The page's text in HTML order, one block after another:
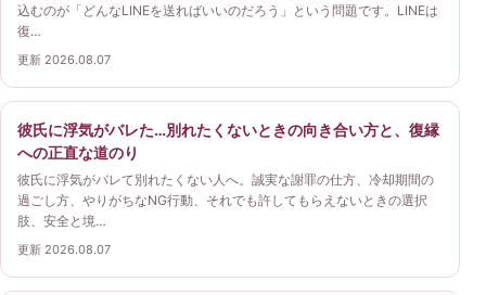
込むのが「どんなLINEを送ればいいのだろう」という問題です。LINEは
復…
更新 2026.08.07
彼氏に浮気がバレた…別れたくないときの向き合い方と、復縁
への正直な道のり
彼氏に浮気がバレて別れたくない人へ。誠実な謝罪の仕方、冷却期間の
過ごし方、やりがちなNG行動、それでも許してもらえないときの選択
肢、安全と境…
更新 2026.08.07